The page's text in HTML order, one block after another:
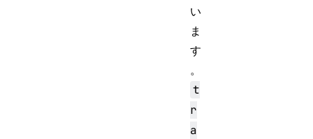
い
ま
す
。
t
r
a